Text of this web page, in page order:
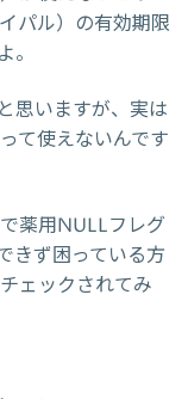
パル）の有効期限
思いますが、実は
て使えないんです
薬用NULLフレグ
きず困っている方
ェックされてみ